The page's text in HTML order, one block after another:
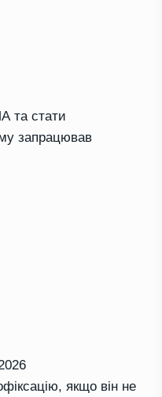
та стати
запрацював
якщо він не